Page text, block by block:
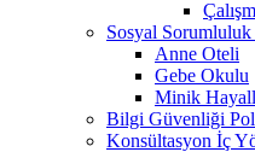
Sosyal
Anne Oteli
Gebe Okulu
Minik
Bilgi Güvenliği
Konsültasyon İç